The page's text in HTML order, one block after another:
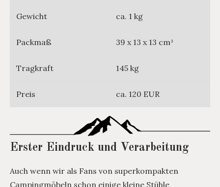
Gewicht ca. 1 kg
Packmaß 39 x 13 x 13 cm³
Tragkraft 145 kg
Preis ca. 120 EUR
Erster Eindruck und Verarbeitung
Auch wenn wir als Fans von superkompakten
Campingmöbeln schon einige kleine Stühle